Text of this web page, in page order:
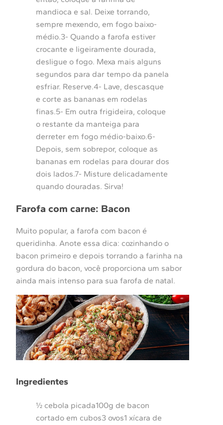
mandioca e sal. Deixe torrando,
sempre mexendo, em fogo baixo-
médio.3- Quando a farofa estiver
crocante e ligeiramente dourada,
desligue o fogo. Mexa mais alguns
segundos para dar tempo da panela
esfriar. Reserve.4- Lave, descasque
e corte as bananas em rodelas
finas.5- Em outra frigideira, coloque
o restante da manteiga para
derreter em fogo médio-baixo.6-
Depois, sem sobrepor, coloque as
bananas em rodelas para dourar dos
dois lados.7- Misture delicadamente
quando douradas. Sirva!
Farofa com carne: Bacon
Muito popular, a farofa com bacon é
queridinha. Anote essa dica: cozinhando o
bacon primeiro e depois torrando a farinha na
gordura do bacon, você proporciona um sabor
ainda mais intenso para sua farofa de natal.
Ingredientes
½ cebola picada100g de bacon
cortado em cubos3 ovos1 xícara de